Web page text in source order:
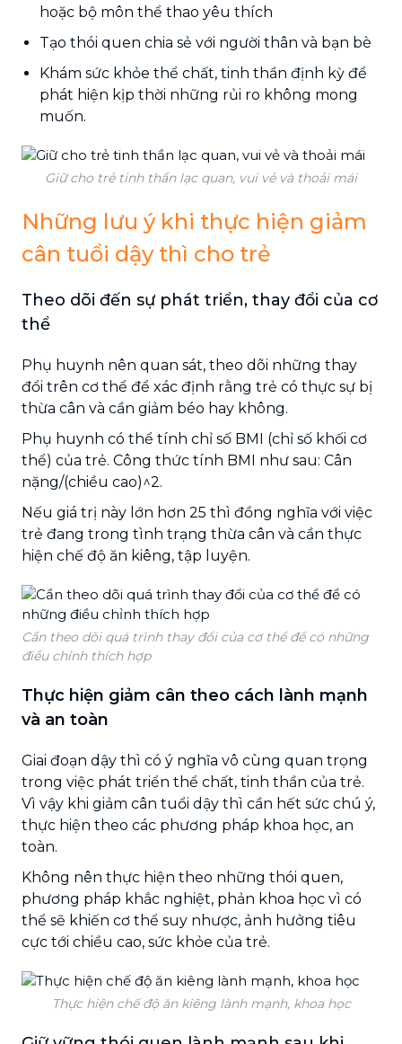
hoặc bộ môn thể thao yêu thích
Tạo thói quen chia sẻ với người thân và bạn bè
Khám sức khỏe thể chất, tinh thần định kỳ để
phát hiện kịp thời những rủi ro không mong
muốn.
Giữ cho trẻ tinh thần lạc quan, vui vẻ và thoải mái
Những lưu ý khi thực hiện giảm
cân tuổi dậy thì cho trẻ
Theo dõi đến sự phát triển, thay đổi của cơ
thể
Phụ huynh nên quan sát, theo dõi những thay
đổi trên cơ thể để xác định rằng trẻ có thực sự bị
thừa cân và cần giảm béo hay không.
Phụ huynh có thể tính chỉ số BMI (chỉ số khối cơ
thể) của trẻ. Công thức tính BMI như sau: Cân
nặng/(chiều cao)^2.
Nếu giá trị này lớn hơn 25 thì đồng nghĩa với việc
trẻ đang trong tình trạng thừa cân và cần thực
hiện chế độ ăn kiêng, tập luyện.
Cần theo dõi quá trình thay đổi của cơ thể để có những
điều chỉnh thích hợp
Thực hiện giảm cân theo cách lành mạnh
và an toàn
Giai đoạn dậy thì có ý nghĩa vô cùng quan trọng
trong việc phát triển thể chất, tinh thần của trẻ.
Vì vậy khi giảm cân tuổi dậy thì cần hết sức chú ý,
thực hiện theo các phương pháp khoa học, an
toàn.
Không nên thực hiện theo những thói quen,
phương pháp khắc nghiệt, phản khoa học vì có
thể sẽ khiến cơ thể suy nhược, ảnh hưởng tiêu
cực tới chiều cao, sức khỏe của trẻ.
Thực hiện chế độ ăn kiêng lành mạnh, khoa học